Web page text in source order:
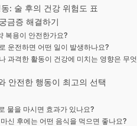
: 술 후의 건강 위험도 표
금증 해결하기
복용이 안전한가요?
운전하면 어떤 일이 발생하나요?
과격한 활동이 건강에 미치는 영향은 무엇
안전한 행동이 최고의 선택
물을 마시면 효과가 있나요?
신 후에는 어떤 음식을 먹으면 좋나요?